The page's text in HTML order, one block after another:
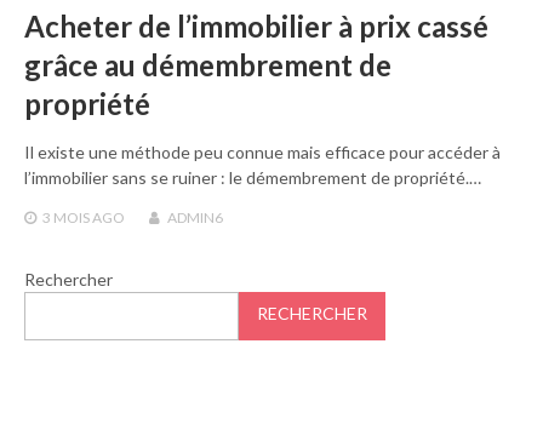
Acheter de l’immobilier à prix cassé
grâce au démembrement de
propriété
Il existe une méthode peu connue mais efficace pour accéder à
l’immobilier sans se ruiner : le démembrement de propriété.…
3 MOIS AGO ADMIN6
Rechercher
RECHERCHER